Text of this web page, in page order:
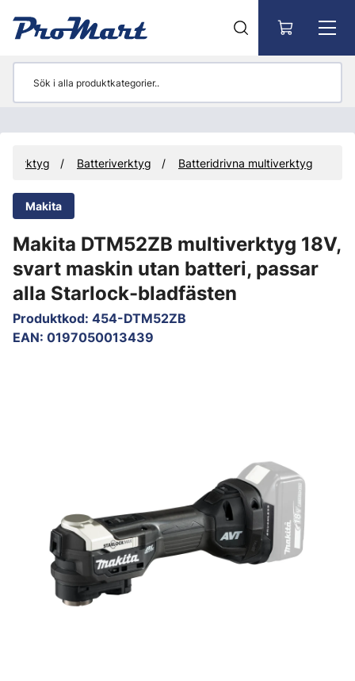
Verktyg Batteriverktyg Batteridrivna multiverktyg
Makita
Makita DTM52ZB multiverktyg 18V,
svart maskin utan batteri, passar
alla Starlock-bladfästen
Produktkod: 454-DTM52ZB
EAN: 0197050013439